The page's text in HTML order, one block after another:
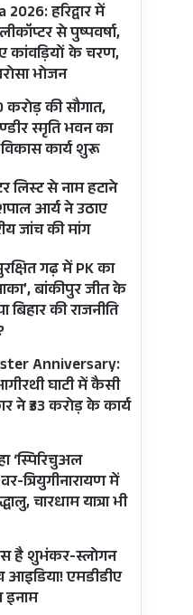
हरिद्वार में
से पुष्पवर्षा,
कांवड़ियों के चरण,
भोजन
करोड़ की सौगात,
स्मृति भवन का
कार्य शुरू
लिस्ट से नाम हटाने
आर्य ने उठाए
जांच की मांग
गढ़ में PK का
बांकीपुर जीत के
की राजनीति
Anniversary:
घाटी में कैसी
ने ₹33 करोड़ के कार्य
‘स्पिरिचुअल
त्रियुगीनारायण में
चारधाम यात्रा भी
है शुभंकर-स्लोगन
आइडिया! एमडीडीए
इनाम